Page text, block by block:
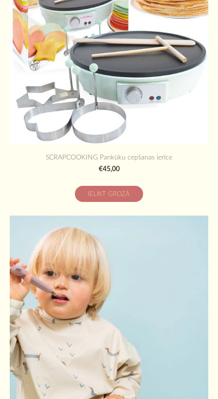
SCRAPCOOKING Pankūku cepšanas ierīce
€45,00
IELIKT GROZĀ